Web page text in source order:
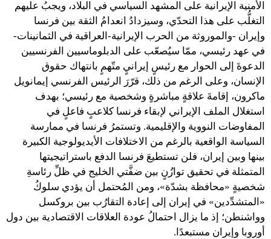
الأمنية الإيرانية على المشهد السياسي في البلاد، ويجبُ عليهم
التغلُّب على هذا التحدّي، وسيزدادُ انعدامُ الثقة بين فرنسا
وإيران -والموروثة من الحرب الإيرانية-العراقية في الثمانينات-
في عهد رئيسي، ممّا سيُصعّب على الدبلوماسيين الفرنسيين
الدعوةَ إلى الحوار مع رئيسٍ إيرانيٍ متّهمٍ بانتهاك حقوق
الإنسان، وعلى الرغم من ذلك، قرّرَ الرئيس الفرنسي إيمانويل
ماكرون، إقامةَ علاقةٍ مباشرةٍ وشخصية مع رئيسي؛ بهدف
استغلال الملف الإيراني لإبقاء فرنسا كلاعبٍ فاعلٍ في
المفاوضات النووية والإقليمية. وتستمرُ فرنسا في ممارسة
السياسة الواقعية بالرغم من الاختلافات الأيديولوجية الكبيرة
بينها وبين إيران، فلن تستطيعَ فرنسا الدفع باستراتيجيتها
المتمثلة في تحقيق توازُنٍ بين ضفَّتي الخليج في ظلِّ رئاسةِ
شخصيةٍ «محافظة بشدّة»، ومن المُحتمل أن يؤدي سلوكُ
«المتشدِّدين» في إيران إلى إعادة التقارُب بين بروكسل
وواشنطن؛ إذ ما يزال احتمالُ عودة العلاقات الاقتصادية بين دول
أوروبا وإيران مستبعدًا.